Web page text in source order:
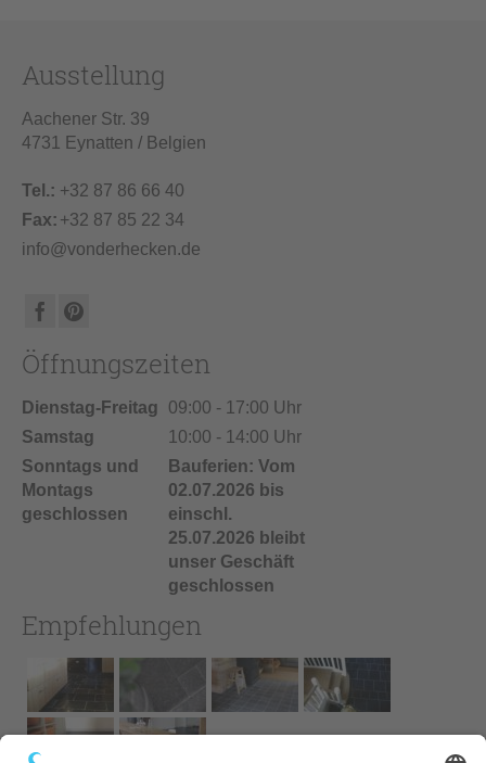
Ausstellung
Aachener Str. 39
4731 Eynatten / Belgien
Tel.: +32 87 86 66 40
Fax: +32 87 85 22 34
info@vonderhecken.de
Öffnungszeiten
Dienstag-Freitag
09:00 - 17:00 Uhr
Samstag
10:00 - 14:00 Uhr
Sonntags und
Montags
geschlossen
Bauferien: Vom
02.07.2026 bis
einschl.
25.07.2026 bleibt
unser Geschäft
geschlossen
Empfehlungen